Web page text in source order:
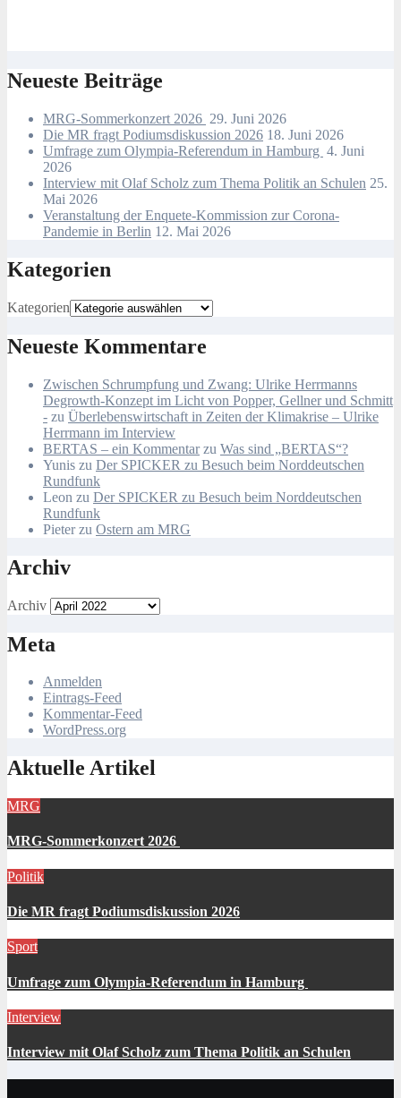
Neueste Beiträge
MRG-Sommerkonzert 2026 29. Juni 2026
Die MR fragt Podiumsdiskussion 2026 18. Juni 2026
Umfrage zum Olympia-Referendum in Hamburg 4. Juni
2026
Interview mit Olaf Scholz zum Thema Politik an Schulen 25.
Mai 2026
Veranstaltung der Enquete-Kommission zur Corona-
Pandemie in Berlin 12. Mai 2026
Kategorien
Kategorien
Neueste Kommentare
Zwischen Schrumpfung und Zwang: Ulrike Herrmanns
Degrowth-Konzept im Licht von Popper, Gellner und Schmitt
- zu Überlebenswirtschaft in Zeiten der Klimakrise – Ulrike
Herrmann im Interview
BERTAS – ein Kommentarzu Was sind „BERTAS“?
Yunis zu Der SPICKER zu Besuch beim Norddeutschen
Rundfunk
Leon zu Der SPICKER zu Besuch beim Norddeutschen
Rundfunk
Pieterzu Ostern am MRG
Archiv
Archiv
Meta
Anmelden
Eintrags-Feed
Kommentar-Feed
WordPress.org
Aktuelle Artikel
MRG
MRG-Sommerkonzert 2026
Politik
Die MR fragt Podiumsdiskussion 2026
Sport
Umfrage zum Olympia-Referendum in Hamburg
Interview
Interview mit Olaf Scholz zum Thema Politik an Schulen